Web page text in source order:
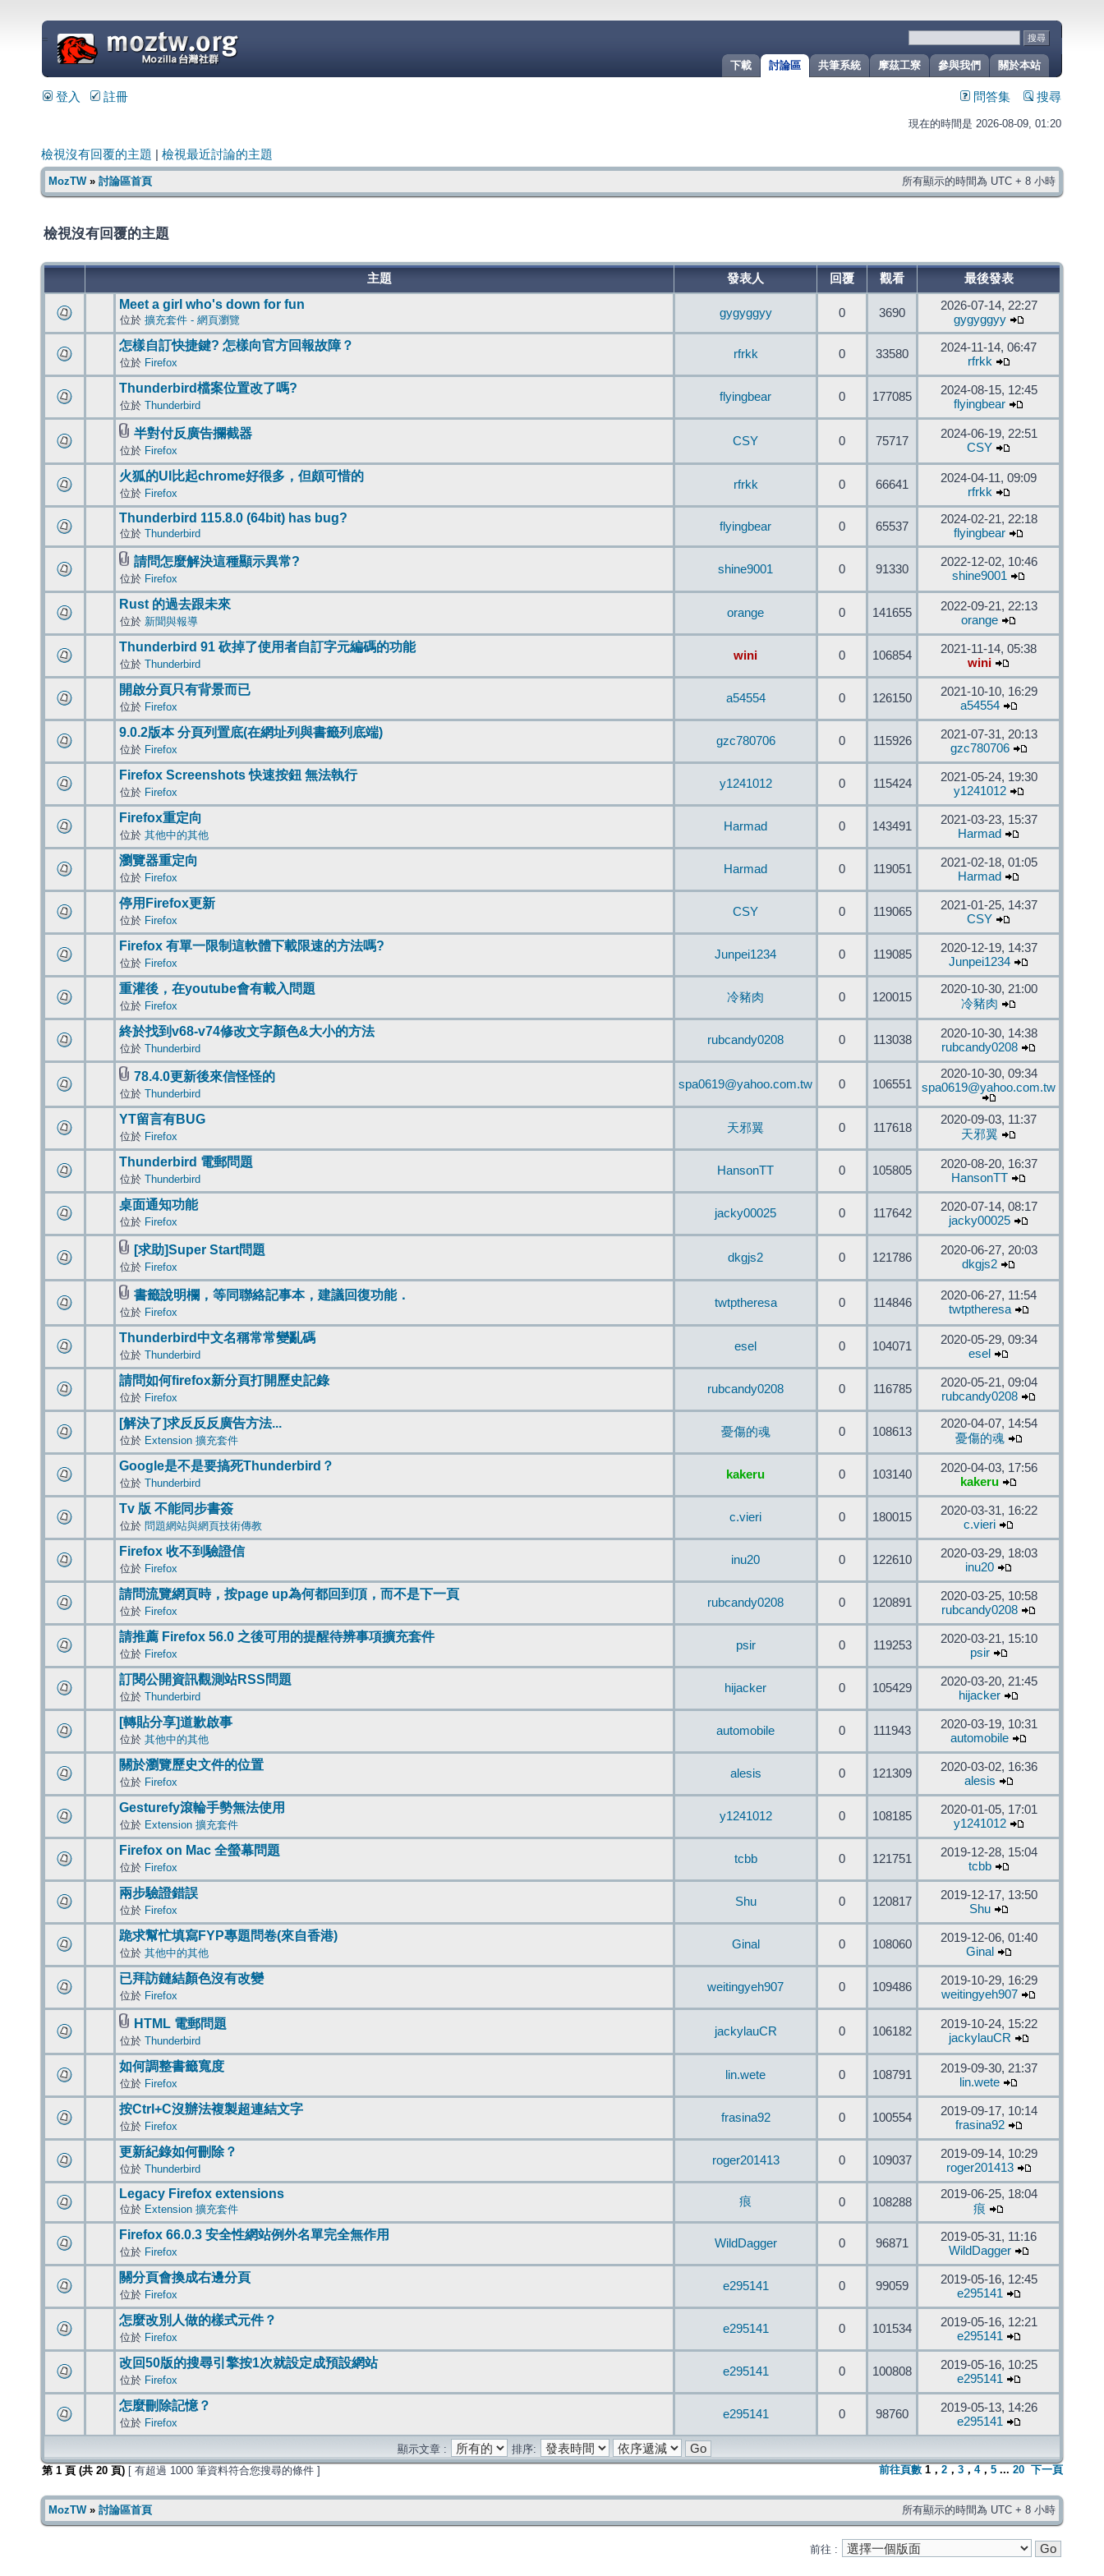
關於本站
參與我們
摩茲工寮
共筆系統
討論區
下載
=
登入 註冊 問答集 搜尋
現在的時間是 2026-08-09, 01:20
檢視沒有回覆的主題 檢視最近討論的主題
MozTW» 討論區首頁 所有顯示的時間為 UTC + 8 小時
檢視沒有回覆的主題
主題 發表人 回覆 觀看 最後發表
Meet a girl who's down for fun
位於 擴充套件 - 網頁瀏覽
gygyggyy 0 3690
2026-07-14, 22:27
gygyggyy
怎樣自訂快捷鍵? 怎樣向官方回報故障？
位於 Firefox
rfrkk 0 33580
2024-11-14, 06:47
rfrkk
Thunderbird檔案位置改了嗎?
位於 Thunderbird
flyingbear 0 177085
2024-08-15, 12:45
flyingbear
半對付反廣告攔截器
位於 Firefox
CSY 0 75717
2024-06-19, 22:51
CSY
火狐的UI比起chrome好很多，但頗可惜的
位於 Firefox
rfrkk 0 66641
2024-04-11, 09:09
rfrkk
Thunderbird 115.8.0 (64bit) has bug?
位於 Thunderbird
flyingbear 0 65537
2024-02-21, 22:18
flyingbear
請問怎麼解決這種顯示異常?
位於 Firefox
shine9001 0 91330
2022-12-02, 10:46
shine9001
Rust 的過去跟未來
位於 新聞與報導
orange 0 141655
2022-09-21, 22:13
orange
Thunderbird 91 砍掉了使用者自訂字元編碼的功能
位於 Thunderbird
wini 0 106854
2021-11-14, 05:38
wini
開啟分頁只有背景而已
位於 Firefox
a54554 0 126150
2021-10-10, 16:29
a54554
9.0.2版本 分頁列置底(在網址列與書籤列底端)
位於 Firefox
gzc780706 0 115926
2021-07-31, 20:13
gzc780706
Firefox Screenshots 快速按鈕 無法執行
位於 Firefox
y1241012 0 115424
2021-05-24, 19:30
y1241012
Firefox重定向
位於 其他中的其他
Harmad 0 143491
2021-03-23, 15:37
Harmad
瀏覽器重定向
位於 Firefox
Harmad 0 119051
2021-02-18, 01:05
Harmad
停用Firefox更新
位於 Firefox
CSY 0 119065
2021-01-25, 14:37
CSY
Firefox 有單一限制這軟體下載限速的方法嗎?
位於 Firefox
Junpei1234 0 119085
2020-12-19, 14:37
Junpei1234
重灌後，在youtube會有載入問題
位於 Firefox
冷豬肉 0 120015
2020-10-30, 21:00
冷豬肉
終於找到v68-v74修改文字顏色&大小的方法
位於 Thunderbird
rubcandy0208 0 113038
2020-10-30, 14:38
rubcandy0208
78.4.0更新後來信怪怪的
位於 Thunderbird
spa0619@yahoo.com.tw 0 106551
2020-10-30, 09:34
spa0619@yahoo.com.tw
YT留言有BUG
位於 Firefox
天邪翼 0 117618
2020-09-03, 11:37
天邪翼
Thunderbird 電郵問題
位於 Thunderbird
HansonTT 0 105805
2020-08-20, 16:37
HansonTT
桌面通知功能
位於 Firefox
jacky00025 0 117642
2020-07-14, 08:17
jacky00025
[求助]Super Start問題
位於 Firefox
dkgjs2 0 121786
2020-06-27, 20:03
dkgjs2
書籤說明欄，等同聯絡記事本，建議回復功能．
位於 Firefox
twtptheresa 0 114846
2020-06-27, 11:54
twtptheresa
Thunderbird中文名稱常常變亂碼
位於 Thunderbird
esel 0 104071
2020-05-29, 09:34
esel
請問如何firefox新分頁打開歷史記錄
位於 Firefox
rubcandy0208 0 116785
2020-05-21, 09:04
rubcandy0208
[解決了]求反反反廣告方法...
位於 Extension 擴充套件
憂傷的魂 0 108613
2020-04-07, 14:54
憂傷的魂
Google是不是要搞死Thunderbird？
位於 Thunderbird
kakeru 0 103140
2020-04-03, 17:56
kakeru
Tv 版 不能同步書簽
位於 問題網站與網頁技術傳教
c.vieri 0 180015
2020-03-31, 16:22
c.vieri
Firefox 收不到驗證信
位於 Firefox
inu20 0 122610
2020-03-29, 18:03
inu20
請問流覽網頁時，按page up為何都回到頂，而不是下一頁
位於 Firefox
rubcandy0208 0 120891
2020-03-25, 10:58
rubcandy0208
請推薦 Firefox 56.0 之後可用的提醒待辨事項擴充套件
位於 Firefox
psir 0 119253
2020-03-21, 15:10
psir
訂閱公開資訊觀測站RSS問題
位於 Thunderbird
hijacker 0 105429
2020-03-20, 21:45
hijacker
[轉貼分享]道歉啟事
位於 其他中的其他
automobile 0 111943
2020-03-19, 10:31
automobile
關於瀏覽歷史文件的位置
位於 Firefox
alesis 0 121309
2020-03-02, 16:36
alesis
Gesturefy滾輪手勢無法使用
位於 Extension 擴充套件
y1241012 0 108185
2020-01-05, 17:01
y1241012
Firefox on Mac 全螢幕問題
位於 Firefox
tcbb 0 121751
2019-12-28, 15:04
tcbb
兩步驗證錯誤
位於 Firefox
Shu 0 120817
2019-12-17, 13:50
Shu
跪求幫忙填寫FYP專題問卷(來自香港)
位於 其他中的其他
Ginal 0 108060
2019-12-06, 01:40
Ginal
已拜訪鏈結顏色沒有改變
位於 Firefox
weitingyeh907 0 109486
2019-10-29, 16:29
weitingyeh907
HTML 電郵問題
位於 Thunderbird
jackylauCR 0 106182
2019-10-24, 15:22
jackylauCR
如何調整書籤寬度
位於 Firefox
lin.wete 0 108791
2019-09-30, 21:37
lin.wete
按Ctrl+C沒辦法複製超連結文字
位於 Firefox
frasina92 0 100554
2019-09-17, 10:14
frasina92
更新紀錄如何刪除？
位於 Thunderbird
roger201413 0 109037
2019-09-14, 10:29
roger201413
Legacy Firefox extensions
位於 Extension 擴充套件
痕 0 108288
2019-06-25, 18:04
痕
Firefox 66.0.3 安全性網站例外名單完全無作用
位於 Firefox
WildDagger 0 96871
2019-05-31, 11:16
WildDagger
關分頁會換成右邊分頁
位於 Firefox
e295141 0 99059
2019-05-16, 12:45
e295141
怎麼改別人做的樣式元件？
位於 Firefox
e295141 0 101534
2019-05-16, 12:21
e295141
改回50版的搜尋引擎按1次就設定成預設網站
位於 Firefox
e295141 0 100808
2019-05-16, 10:25
e295141
怎麼刪除記憶？
位於 Firefox
e295141 0 98760
2019-05-13, 14:26
e295141
顯示文章 :
排序:
第 1 頁 (共 20 頁) [ 有超過 1000 筆資料符合您搜尋的條件 ] 前往頁數 1 ， 2 ， 3 ， 4， 5 ... 20 下一頁
MozTW» 討論區首頁 所有顯示的時間為 UTC + 8 小時
前往 :